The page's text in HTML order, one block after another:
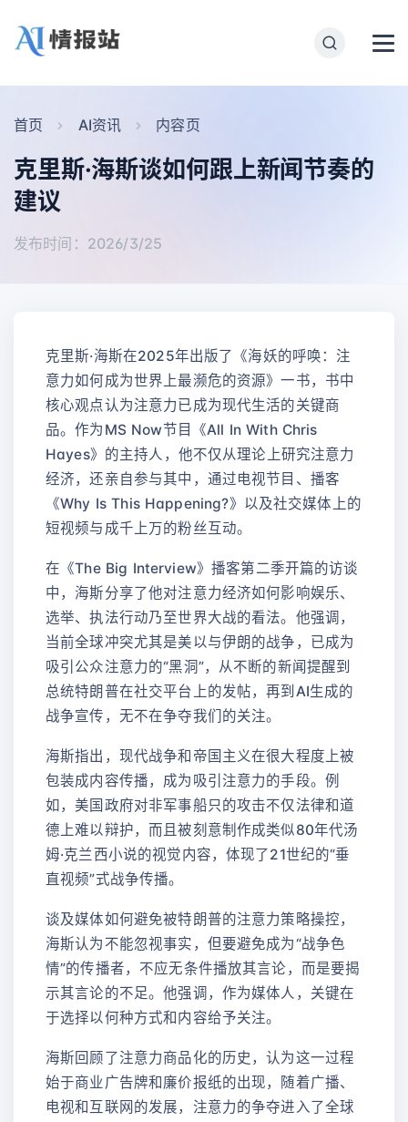
首页 AI资讯 内容页
克里斯·海斯谈如何跟上新闻节奏的
建议
发布时间：2026/3/25
克里斯·海斯在2025年出版了《海妖的呼唤：注
意力如何成为世界上最濒危的资源》一书，书中
核心观点认为注意力已成为现代生活的关键商
品。作为MS Now节目《All In With Chris
Hayes》的主持人，他不仅从理论上研究注意力
经济，还亲自参与其中，通过电视节目、播客
《Why Is This Happening?》以及社交媒体上的
短视频与成千上万的粉丝互动。
在《The Big Interview》播客第二季开篇的访谈
中，海斯分享了他对注意力经济如何影响娱乐、
选举、执法行动乃至世界大战的看法。他强调，
当前全球冲突尤其是美以与伊朗的战争，已成为
吸引公众注意力的“黑洞”，从不断的新闻提醒到
总统特朗普在社交平台上的发帖，再到AI生成的
战争宣传，无不在争夺我们的关注。
海斯指出，现代战争和帝国主义在很大程度上被
包装成内容传播，成为吸引注意力的手段。例
如，美国政府对非军事船只的攻击不仅法律和道
德上难以辩护，而且被刻意制作成类似80年代汤
姆·克兰西小说的视觉内容，体现了21世纪的“垂
直视频”式战争传播。
谈及媒体如何避免被特朗普的注意力策略操控，
海斯认为不能忽视事实，但要避免成为“战争色
情”的传播者，不应无条件播放其言论，而是要揭
示其言论的不足。他强调，作为媒体人，关键在
于选择以何种方式和内容给予关注。
海斯回顾了注意力商品化的历史，认为这一过程
始于商业广告牌和廉价报纸的出现，随着广播、
电视和互联网的发展，注意力的争夺进入了全球